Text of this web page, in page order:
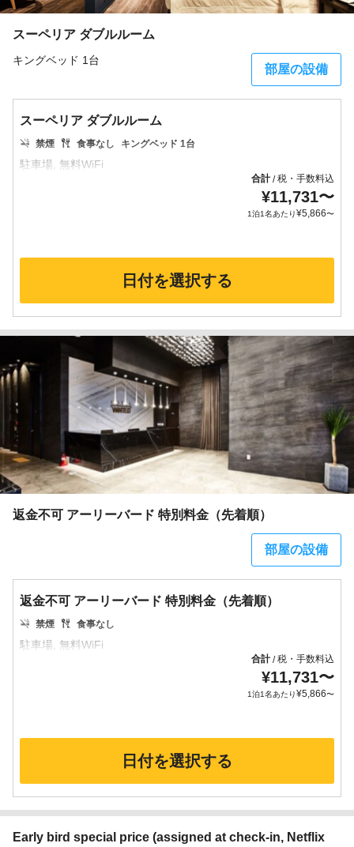
スーペリア ダブルルーム
キングベッド 1台
部屋の設備
スーペリア ダブルルーム
禁煙 食事なし キングベッド 1台
合計/税・手数料込
¥11,731〜
1泊1名あたり¥5,866〜
日付を選択する
返金不可 アーリーバード 特別料金（先着順）
部屋の設備
返金不可 アーリーバード 特別料金（先着順）
禁煙 食事なし
合計/税・手数料込
¥11,731〜
1泊1名あたり¥5,866〜
日付を選択する
Early bird special price (assigned at check-in, Netflix